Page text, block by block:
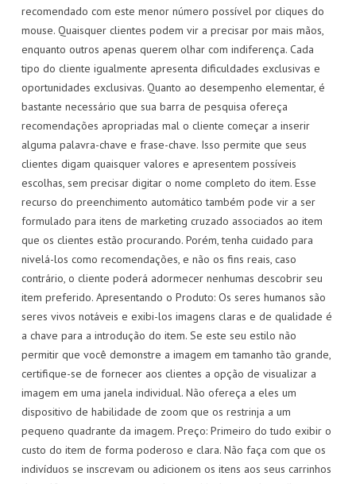
recomendado com este menor número possível por cliques do
mouse. Quaisquer clientes podem vir a precisar por mais mãos,
enquanto outros apenas querem olhar com indiferença. Cada
tipo do cliente igualmente apresenta dificuldades exclusivas e
oportunidades exclusivas. Quanto ao desempenho elementar, é
bastante necessário que sua barra de pesquisa ofereça
recomendações apropriadas mal o cliente começar a inserir
alguma palavra-chave e frase-chave. Isso permite que seus
clientes digam quaisquer valores e apresentem possíveis
escolhas, sem precisar digitar o nome completo do item. Esse
recurso do preenchimento automático também pode vir a ser
formulado para itens de marketing cruzado associados ao item
que os clientes estão procurando. Porém, tenha cuidado para
nivelá-los como recomendações, e não os fins reais, caso
contrário, o cliente poderá adormecer nenhumas descobrir seu
item preferido. Apresentando o Produto: Os seres humanos são
seres vivos notáveis e exibi-los imagens claras e de qualidade é
a chave para a introdução do item. Se este seu estilo não
permitir que você demonstre a imagem em tamanho tão grande,
certifique-se de fornecer aos clientes a opção de visualizar a
imagem em uma janela individual. Não ofereça a eles um
dispositivo de habilidade de zoom que os restrinja a um
pequeno quadrante da imagem. Preço: Primeiro do tudo exibir o
custo do item de forma poderoso e clara. Não faça com que os
indivíduos se inscrevam ou adicionem os itens aos seus carrinhos